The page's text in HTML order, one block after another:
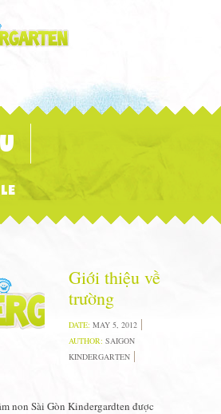
Giới thiệu về
trường
DATE: MAY 5, 2012
AUTHOR: SAIGON
KINDERGARTEN
non Sài Gòn Kindergardten được